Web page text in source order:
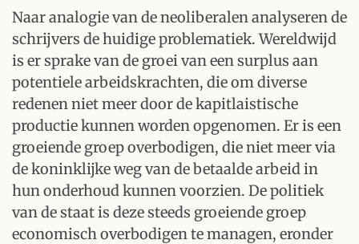
Naar analogie van de neoliberalen analyseren de
schrijvers de huidige problematiek. Wereldwijd
is er sprake van de groei van een surplus aan
potentiele arbeidskrachten, die om diverse
redenen niet meer door de kapitlaistische
productie kunnen worden opgenomen. Er is een
groeiende groep overbodigen, die niet meer via
de koninklijke weg van de betaalde arbeid in
hun onderhoud kunnen voorzien. De politiek
van de staat is deze steeds groeiende groep
economisch overbodigen te managen, eronder